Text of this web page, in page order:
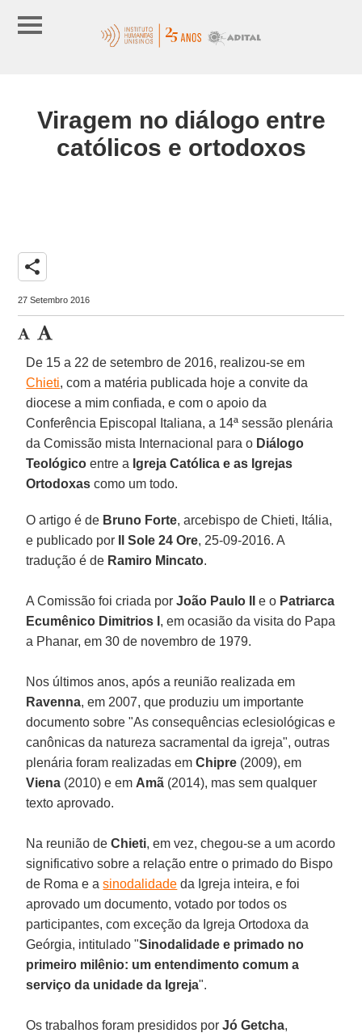
Viragem no diálogo entre
católicos e ortodoxos
share
27 Setembro 2016
De 15 a 22 de setembro de 2016, realizou-se em
Chieti, com a matéria publicada hoje a convite da
diocese a mim confiada, e com o apoio da
Conferência Episcopal Italiana, a 14ª sessão plenária
da Comissão mista Internacional para o Diálogo
Teológico entre a Igreja Católica e as Igrejas
Ortodoxas como um todo.
O artigo é de Bruno Forte, arcebispo de Chieti, Itália,
e publicado por Il Sole 24 Ore, 25-09-2016. A
tradução é de Ramiro Mincato.
A Comissão foi criada porJoão Paulo II e o Patriarca
Ecumênico Dimitrios I , em ocasião da visita do Papa
a Phanar, em 30 de novembro de 1979.
Nos últimos anos, após a reunião realizada em
Ravenna, em 2007, que produziu um importante
documento sobre "As consequências eclesiológicas e
canônicas da natureza sacramental da igreja", outras
plenária foram realizadas emChipre (2009), em
Viena (2010) e em Amã (2014), mas sem qualquer
texto aprovado.
Na reunião deChieti, em vez, chegou-se a um acordo
significativo sobre a relação entre o primado do Bispo
de Roma e asinodalidade da Igreja inteira, e foi
aprovado um documento, votado por todos os
participantes, com exceção da Igreja Ortodoxa da
Geórgia, intitulado "Sinodalidade e primado no
primeiro milênio: um entendimento comum a
serviço da unidade da Igreja".
Os trabalhos foram presididos porJó Getcha,